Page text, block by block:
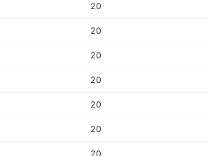
20
20
20
20
20
20
20